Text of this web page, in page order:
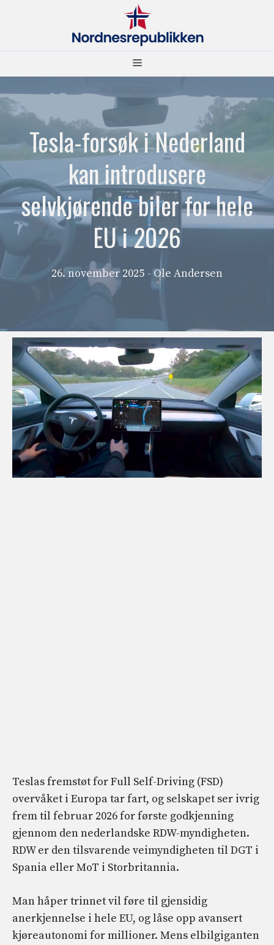
Meny
Tesla-forsøk i Nederland
kan introdusere
selvkjørende biler for hele
EU i 2026
26. november 2025 - Ole Andersen
Teslas fremstøt for Full Self-Driving (FSD)
overvåket i Europa tar fart, og selskapet ser ivrig
frem til februar 2026 for første godkjenning
gjennom den nederlandske RDW-myndigheten.
RDW er den tilsvarende veimyndigheten til DGT i
Spania eller MoT i Storbritannia.
Man håper trinnet vil føre til gjensidig
anerkjennelse i hele EU, og låse opp avansert
kjøreautonomi for millioner. Mens elbilgiganten